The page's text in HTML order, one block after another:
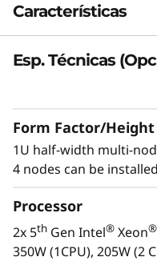
r
M
Características
Potencia de
1U y media
procesadores Intel
núcleos.
ofrecerle el
de datos de las
Optimizado para
Esp. Técnicas
Form Factor/Height
1U half-width multi-
4 nodes can be
Processor
2x 5th Gen Intel® Xeon®
350W (1CPU), 205W (2